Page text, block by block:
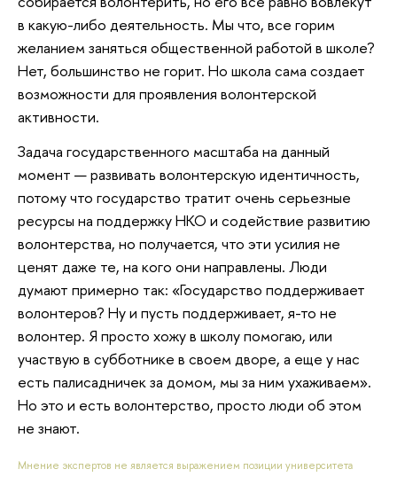
в какую-либо деятельность. Мы что, все горим
желанием заняться общественной работой в школе?
Нет, большинство не горит. Но школа сама создает
возможности для проявления волонтерской
активности.
Задача государственного масштаба на данный
момент — развивать волонтерскую идентичность,
потому что государство тратит очень серьезные
ресурсы на поддержку НКО и содействие развитию
волонтерства, но получается, что эти усилия не
ценят даже те, на кого они направлены. Люди
думают примерно так: «Государство поддерживает
волонтеров? Ну и пусть поддерживает, я-то не
волонтер. Я просто хожу в школу помогаю, или
участвую в субботнике в своем дворе, а еще у нас
есть палисадничек за домом, мы за ним ухаживаем».
Но это и есть волонтерство, просто люди об этом
не знают.
Мнение экспертов не является выражением позиции университета